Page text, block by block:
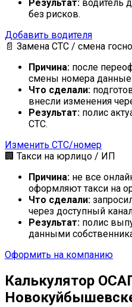
Результат: водитель
без рисков.
Добавить водителя
📄 Замена СТС / смена
Причина: после
смены номера данные
Что сделали:
внесли изменения
Результат: полис
СТС.
Изменить СТС/номер
🏢 Такси на юрлицо / ИП
Причина: не все
оформляют такси на
Что сделали:
через доступный
Результат: полис
данными
Оформить на компанию
Калькулятор